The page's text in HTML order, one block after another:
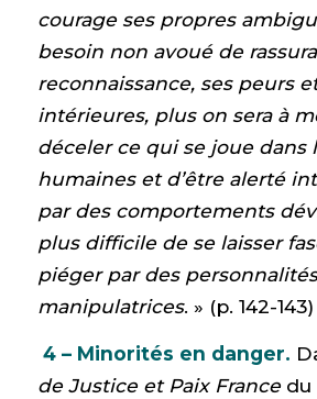
courage ses propres
besoin non avoué de
reconnaissance, ses peurs
intérieures, plus on sera à
déceler ce qui se joue dans
humaines et d’être alerté
par des comportements
plus difficile de se laisser
piéger par des
manipulatrices. » (p. 142-143)
4 – Minorités en danger.
de Justice et Paix Francedu